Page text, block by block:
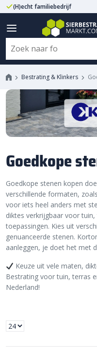
(H)echt familiebedrijf
Bestrating & Klinkers
Goedkope
Goedkope stenen kopen
verschillende formaten,
voor iets heel anders met
diktes verkrijgbaar voor
toepassingen. Kies uit
genuanceerde stenen.
aanleggen, je doet het met
Keuze uit vele maten,
Bestrating voor tuin, terras
Nederland!